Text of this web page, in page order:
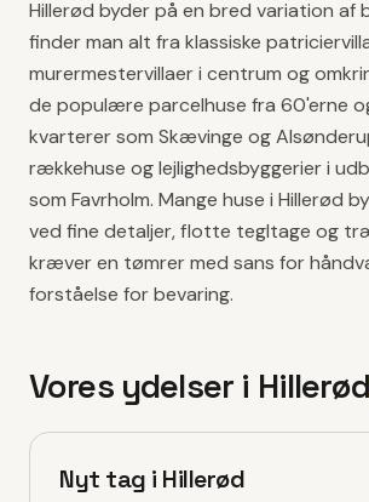
Hillerød byder på en bred variation af
finder man alt fra klassiske
murermestervillaer i centrum og
de populære parcelhuse fra 60'erne
kvarterer som Skævinge og
rækkehuse og lejlighedsbyggerier i
som Favrholm. Mange huse i Hillerød
ved fine detaljer, flotte tegltage og
kræver en tømrer med sans for
forståelse for bevaring.
Vores ydelser i Hillerød
Nyt tag i Hillerød